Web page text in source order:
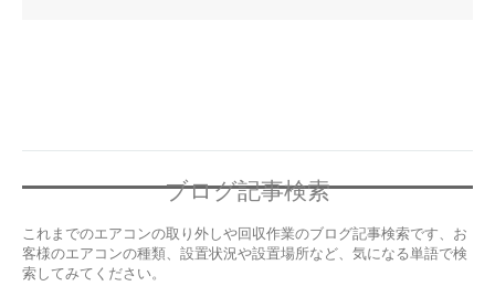
ブログ記事検索
これまでのエアコンの取り外しや回収作業のブログ記事検索です、お
客様のエアコンの種類、設置状況や設置場所など、気になる単語で検
索してみてください。